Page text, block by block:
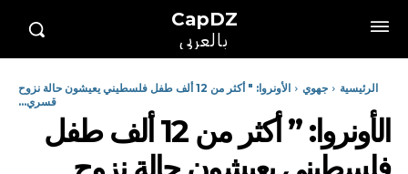
CapDZ
بالعربي
الرئيسية جهوي
الأونروا: " أكثر من 12 ألف طفل فلسطيني يعيشون حالة نزوح
قسري...
الأونروا: ” أكثر من 12 ألف طفل